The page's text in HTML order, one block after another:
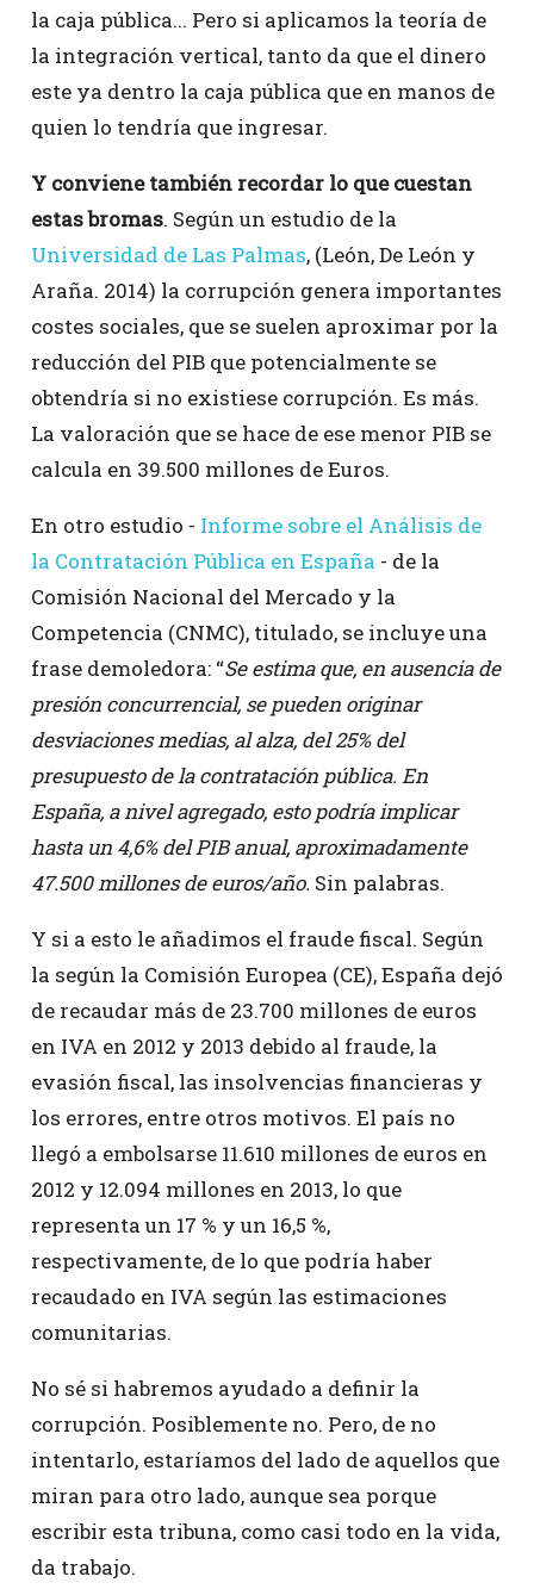
la caja pública... Pero si aplicamos la teoría de
la integración vertical, tanto da que el dinero
este ya dentro la caja pública que en manos de
quien lo tendría que ingresar.
Y conviene también recordar lo que cuestan
estas bromas. Según un estudio de la
Universidad de Las Palmas, (León, De León y
Araña. 2014) la corrupción genera importantes
costes sociales, que se suelen aproximar por la
reducción del PIB que potencialmente se
obtendría si no existiese corrupción. Es más.
La valoración que se hace de ese menor PIB se
calcula en 39.500 millones de Euros.
En otro estudio - Informe sobre el Análisis de
la Contratación Pública en España - de la
Comisión Nacional del Mercado y la
Competencia (CNMC), titulado, se incluye una
frase demoledora: “Se estima que, en ausencia de
presión concurrencial, se pueden originar
desviaciones medias, al alza, del 25% del
presupuesto de la contratación pública. En
España, a nivel agregado, esto podría implicar
hasta un 4,6% del PIB anual, aproximadamente
47.500 millones de euros/año. Sin palabras.
Y si a esto le añadimos el fraude fiscal. Según
la según la Comisión Europea (CE), España dejó
de recaudar más de 23.700 millones de euros
en IVA en 2012 y 2013 debido al fraude, la
evasión fiscal, las insolvencias financieras y
los errores, entre otros motivos. El país no
llegó a embolsarse 11.610 millones de euros en
2012 y 12.094 millones en 2013, lo que
representa un 17 % y un 16,5 %,
respectivamente, de lo que podría haber
recaudado en IVA según las estimaciones
comunitarias.
No sé si habremos ayudado a definir la
corrupción. Posiblemente no. Pero, de no
intentarlo, estaríamos del lado de aquellos que
miran para otro lado, aunque sea porque
escribir esta tribuna, como casi todo en la vida,
da trabajo.